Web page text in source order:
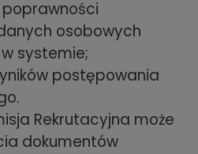
osobowych
systemie;
postępowania
Rekrutacyjna może
dokumentów